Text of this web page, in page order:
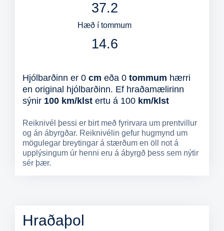
37.2
Hæð í tommum
14.6
Hjólbarðinn er 0 cm eða 0 tommum hærri
en original hjólbarðinn. Ef hraðamælirinn
sýnir 100 km/klst ertu á 100 km/klst
Reiknivél þessi er birt með fyrirvara um prentvillur
og án ábyrgðar. Reiknivélin gefur hugmynd um
mögulegar breytingar á stærðum en öll not á
upplýsingum úr henni eru á ábyrgð þess sem nýtir
sér þær.
Hraðaþol